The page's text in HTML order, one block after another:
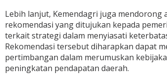
e
e
m
e
n
d
a
Lebih lanjut, Kemendagri juga mendorong
rekomendasi yang ditujukan kepada
terkait strategi dalam menyiasati
Rekomendasi tersebut diharapkan dapat
pertimbangan dalam merumuskan
peningkatan pendapatan daerah.